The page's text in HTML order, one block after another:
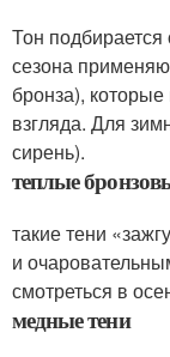
Тон
сезона
бронза), которые
взгляда. Для
сирень).
теплые
такие тени
и
смотреться в
медные тени